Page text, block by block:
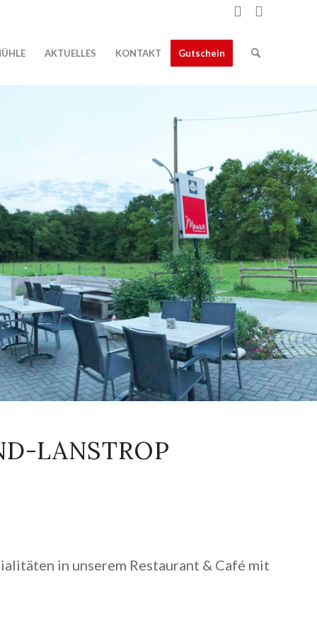
AKTUELLES KONTAKT Gutschein
LANSTROP
in unserem Restaurant & Café mit